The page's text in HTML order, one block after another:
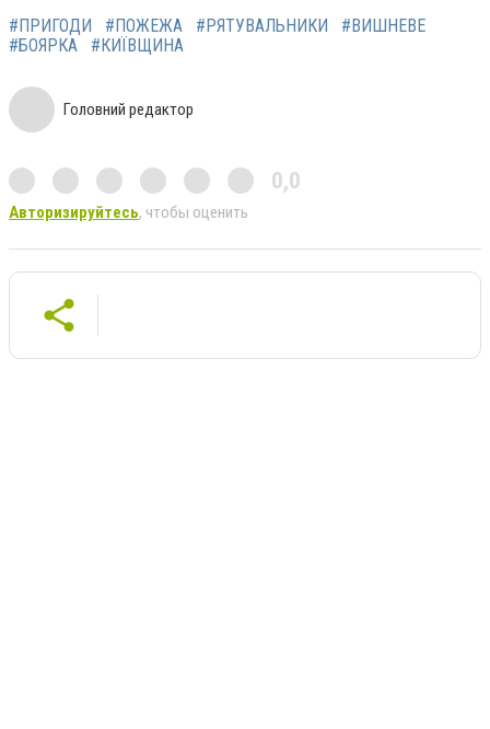
#ПРИГОДИ #ПОЖЕЖА #РЯТУВАЛЬНИКИ
#ВИШНЕВЕ
#БОЯРКА
#КИЇВЩИНА
Головний редактор
0,0
Авторизируйтесь, чтобы оценить